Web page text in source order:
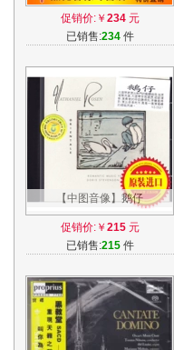
宝典8DVD视频讲座光盘现货
促销价:￥ 234元
已销售:234件
【中图音像】鹅仔
ORIENTALE 浪漫大提琴发烧
天碟 进口CD NS0027
促销价:￥ 215元
已销售:215件